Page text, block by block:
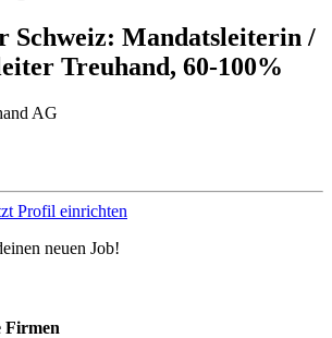
Schweiz: Mandatsleiterin /
Treuhand, 60-100%
AG
Profil einrichten
neuen Job!
Firmen